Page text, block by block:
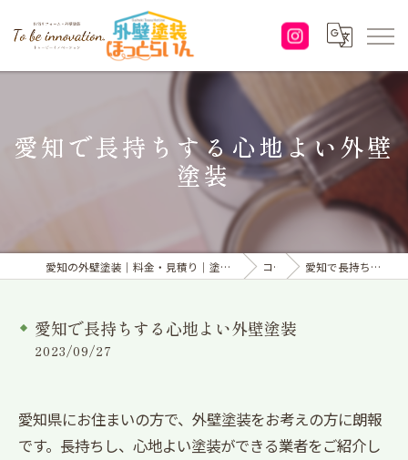
愛知で長持ちする心地よい外壁
塗装
愛知の外壁塗装｜料金・見積り｜塗り替えなら「株式会社To be innovation.」へ コラム 愛知で長持ちする心地よい外壁塗装
愛知で長持ちする心地よい外壁塗装
2023/09/27
愛知県にお住まいの方で、外壁塗装をお考えの方に朗報
です。長持ちし、心地よい塗装ができる業者をご紹介し